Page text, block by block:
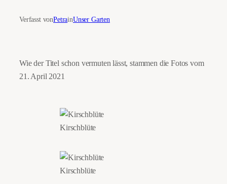
Verfasst vonPetrainUnser Garten
Wie der Titel schon vermuten lässt, stammen die Fotos vom
21. April 2021
Kirschblüte
Kirschblüte